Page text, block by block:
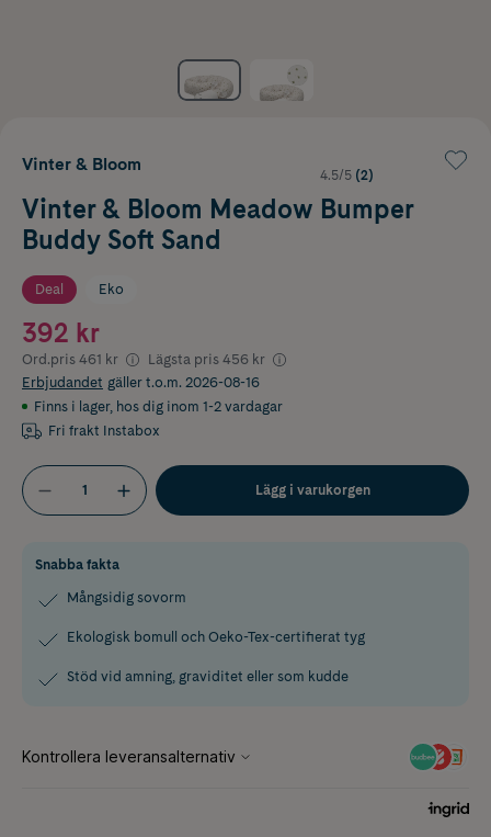
Vinter & Bloom
4.5/5 (2)
Vinter & Bloom Meadow Bumper
Buddy Soft Sand
Deal Eko
392 kr
Ord.pris 461 kr Lägsta pris 456 kr
Erbjudandet gäller t.o.m. 2026-08-16
Finns i lager, hos dig inom 1-2 vardagar
Fri frakt Instabox
Lägg i varukorgen
Snabba fakta
Mångsidig sovorm
Ekologisk bomull och Oeko-Tex-certifierat tyg
Stöd vid amning, graviditet eller som kudde